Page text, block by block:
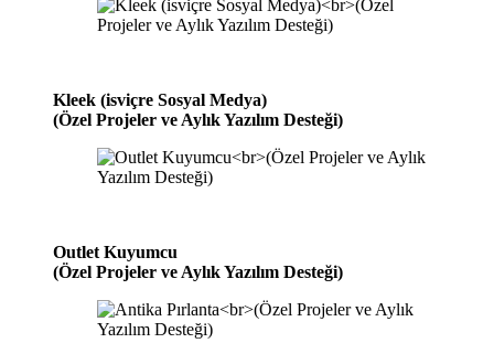
Kleek (isviçre Sosyal Medya)
(Özel Projeler ve Aylık Yazılım Desteği)
Outlet Kuyumcu
(Özel Projeler ve Aylık Yazılım Desteği)